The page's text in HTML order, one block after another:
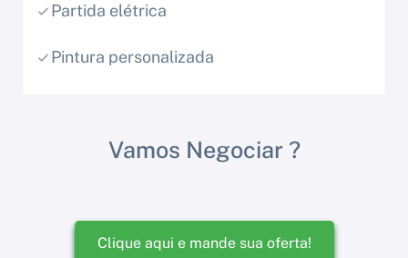
Partida elétrica
Pintura personalizada
Vamos Negociar ?
Clique aqui e mande sua oferta!